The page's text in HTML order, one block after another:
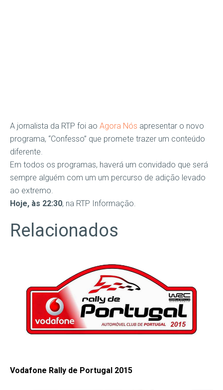
A jornalista da RTP foi ao Agora Nós apresentar o novo
programa, “Confesso” que promete trazer um conteúdo
diferente.
Em todos os programas, haverá um convidado que será
sempre alguém com um um percurso de adição levado
ao extremo.
Hoje, às 22:30, na RTP Informação.
Relacionados
Vodafone Rally de Portugal 2015